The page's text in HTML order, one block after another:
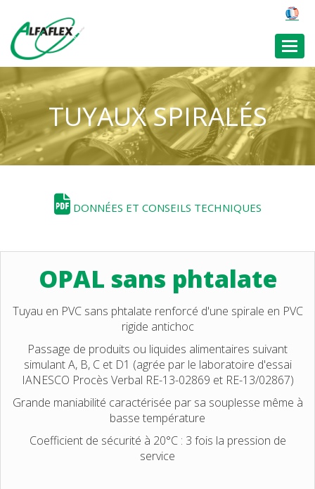
TUYAUX SPIRALÉS
DONNÉES ET CONSEILS TECHNIQUES
OPAL sans phtalate
Tuyau en PVC sans phtalate renforcé d'une spirale en PVC
rigide antichoc
Passage de produits ou liquides alimentaires suivant
simulant A, B, C et D1 (agrée par le laboratoire d'essai
IANESCO Procès Verbal RE-13-02869 et RE-13/02867)
Grande maniabilité caractérisée par sa souplesse même à
basse température
Coefficient de sécurité à 20°C : 3 fois la pression de
service